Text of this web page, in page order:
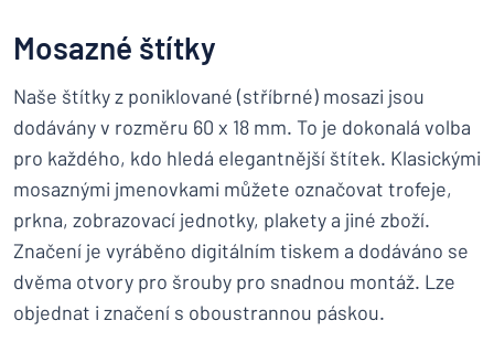
Mosazné štítky
Naše štítky z poniklované (stříbrné) mosazi jsou
dodávány v rozměru 60 x 18 mm. To je dokonalá volba
pro každého, kdo hledá elegantnější štítek. Klasickými
mosaznými jmenovkami můžete označovat trofeje,
prkna, zobrazovací jednotky, plakety a jiné zboží.
Značení je vyráběno digitálním tiskem a dodáváno se
dvěma otvory pro šrouby pro snadnou montáž. Lze
objednat i značení s oboustrannou páskou.